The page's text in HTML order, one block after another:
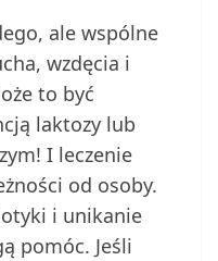
ale wspólne
wzdęcia i
to być
laktozy lub
I leczenie
od osoby.
i unikanie
pomóc. Jeśli